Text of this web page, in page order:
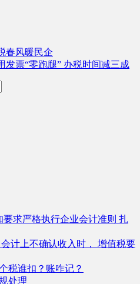
春风暖民企
发票“零跑腿” 办税时间减三成
求严格执行企业会计准则 扎
计上不确认收入时， 增值税要
税谁扣？账咋记？
处理